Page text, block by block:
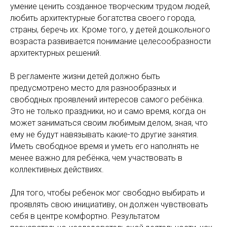
умение ценить созданное творческим трудом людей,
любить архитектурные богатства своего города,
страны, беречь их. Кроме того, у детей дошкольного
возраста развивается понимание целесообразности
архитектурных решений.
В регламенте жизни детей должно быть
предусмотрено место для разнообразных и
свободных проявлений интересов самого ребёнка.
Это не только праздники, но и само время, когда он
может заниматься своим любимым делом, зная, что
ему не будут навязывать какие-то другие занятия.
Иметь свободное время и уметь его наполнять не
менее важно для ребёнка, чем участвовать в
коллективных действиях.
Для того, чтобы ребенок мог свободно выбирать и
проявлять свою инициативу, он должен чувствовать
себя в центре комфортно. Результатом